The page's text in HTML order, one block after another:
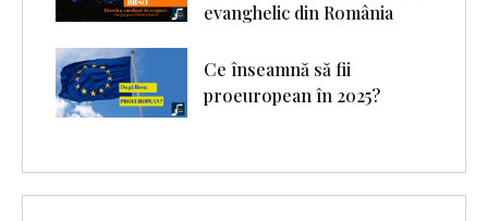
evanghelic din România
Ce înseamnă să fii
proeuropean în 2025?